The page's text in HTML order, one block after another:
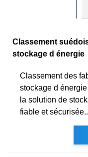
Classement
stockage d énergie
Classement des
stockage d
la solution de
fiable et